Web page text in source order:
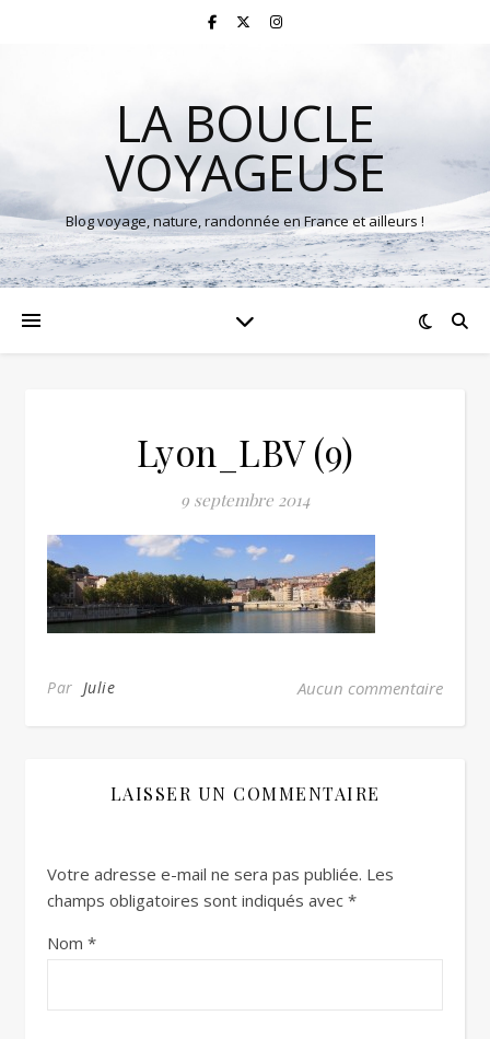
LA BOUCLE
VOYAGEUSE
Blog voyage, nature, randonnée en France et ailleurs !
Lyon_LBV (9)
9 septembre 2014
Par Julie Aucun commentaire
LAISSER UN COMMENTAIRE
Votre adresse e-mail ne sera pas publiée. Les
champs obligatoires sont indiqués avec *
Nom *